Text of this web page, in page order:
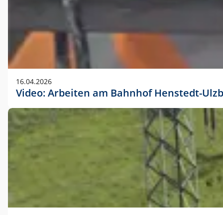
16.04.2026
Video: Arbeiten am Bahnhof Henstedt-